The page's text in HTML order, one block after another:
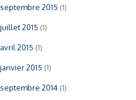
septembre 2015 (1)
juillet 2015 (1)
avril 2015 (1)
janvier 2015 (1)
septembre 2014 (1)